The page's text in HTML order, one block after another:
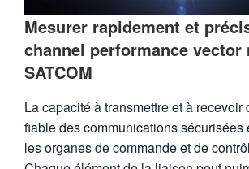
Mesurer rapidement et
channel performance vector
SATCOM
La capacité à transmettre et à recevoir
fiable des communications sécurisées
les organes de commande et de